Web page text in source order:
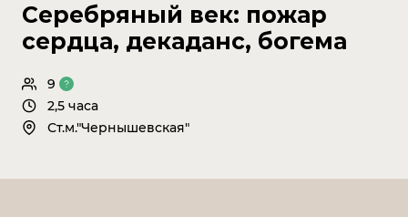
Серебряный век: пожар
сердца, декаданс, богема
9
2,5 часа
Ст.м."Чернышевская"